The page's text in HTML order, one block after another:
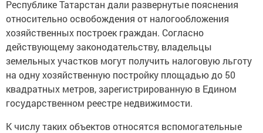
Республике Татарстан дали развернутые пояснения
относительно освобождения от налогообложения
хозяйственных построек граждан. Согласно
действующему законодательству, владельцы
земельных участков могут получить налоговую льготу
на одну хозяйственную постройку площадью до 50
квадратных метров, зарегистрированную в Едином
государственном реестре недвижимости.
К числу таких объектов относятся вспомогательные